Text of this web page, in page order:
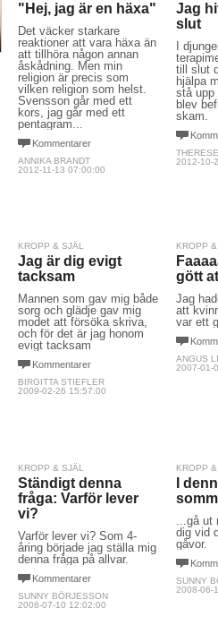
"Hej, jag är en häxa"
Det väcker starkare
reaktioner att vara häxa än
att tillhöra någon annan
åskådning. Men min
religion är precis som
vilken religion som helst.
Svensson går med ett
kors, jag går med ett
pentagram...
Kommentarer
ANNIKA BRANDT
2012-11-13 07:00:00
Jag
slut
I
till slut
hjälpa
stå upp
blev
skam.
2012-10-
KROPP & SJÄL
Jag är dig evigt
tacksam
Mannen som gav mig både
sorg och glädje gav mig
modet att försöka skriva,
och för det är jag honom
evigt tacksam
Kommentarer
BIRGITTA STIEFLER
2009-02-26 15:57:00
KROPP
gött
Jag
att
var ett
ANGUS
2007-01-
KROPP & SJÄL
Ständigt denna
fråga: Varför lever
vi?
Varför lever vi? Som 4-
åring började jag ställa mig
denna fråga på allvar.
Kommentarer
SUNNY BÖRJESSON
2008-07-10 12:02:00
KROPP
I
...gå
dig vid
gåvor.
SUNNY
2008-06-